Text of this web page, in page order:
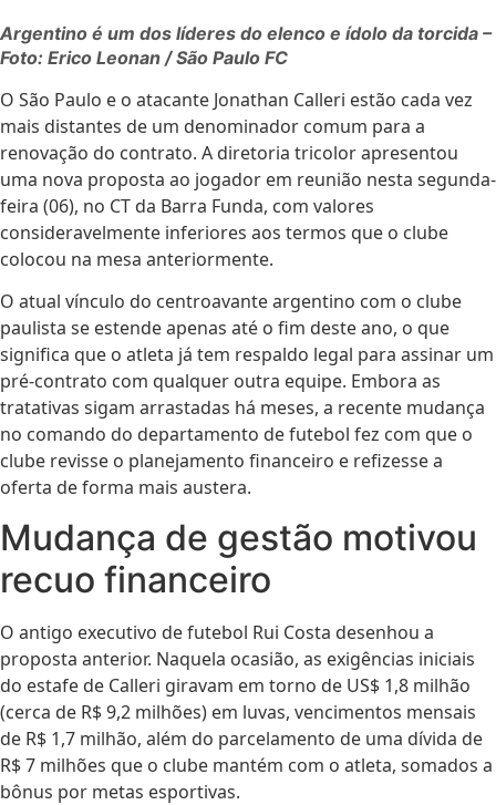
Argentino é um dos líderes do elenco e ídolo da torcida –
Foto: Erico Leonan / São Paulo FC
O São Paulo e o atacante Jonathan Calleri estão cada vez
mais distantes de um denominador comum para a
renovação do contrato. A diretoria tricolor apresentou
uma nova proposta ao jogador em reunião nesta segunda-
feira (06), no CT da Barra Funda, com valores
consideravelmente inferiores aos termos que o clube
colocou na mesa anteriormente.
O atual vínculo do centroavante argentino com o clube
paulista se estende apenas até o fim deste ano, o que
significa que o atleta já tem respaldo legal para assinar um
pré-contrato com qualquer outra equipe. Embora as
tratativas sigam arrastadas há meses, a recente mudança
no comando do departamento de futebol fez com que o
clube revisse o planejamento financeiro e refizesse a
oferta de forma mais austera.
Mudança de gestão motivou
recuo financeiro
O antigo executivo de futebol Rui Costa desenhou a
proposta anterior. Naquela ocasião, as exigências iniciais
do estafe de Calleri giravam em torno de US$ 1,8 milhão
(cerca de R$ 9,2 milhões) em luvas, vencimentos mensais
de R$ 1,7 milhão, além do parcelamento de uma dívida de
R$ 7 milhões que o clube mantém com o atleta, somados a
bônus por metas esportivas.